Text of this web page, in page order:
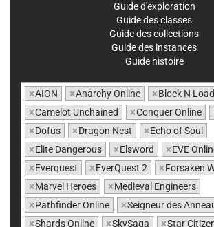
Guide d'exploration
Guide des classes
Guide des collections
Guide des instances
Guide histoire
×AION ×Anarchy Online ×Block N Load
×Camelot Unchained ×Conquer Online
×Dofus ×Dragon Nest ×Echo of Soul
×Elite Dangerous ×Elsword ×EVE
×Everquest ×EverQuest 2 ×Forsaken
×Marvel Heroes ×Medieval Engineers
×Pathfinder Online ×Seigneur des
×Shards Online ×SkySaga ×Star